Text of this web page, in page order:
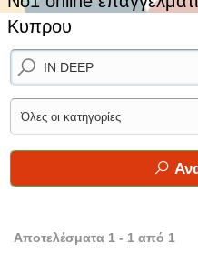
Κυπρου
Αποτελέσματα 1 - 1 από 1